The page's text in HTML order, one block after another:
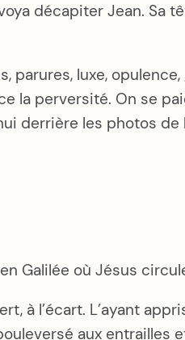
décapiter Jean. Sa
luxe,
la perversité. On se
derrière les photos de
Galilée où Jésus
à l’écart. L’ayant
aux entrailles